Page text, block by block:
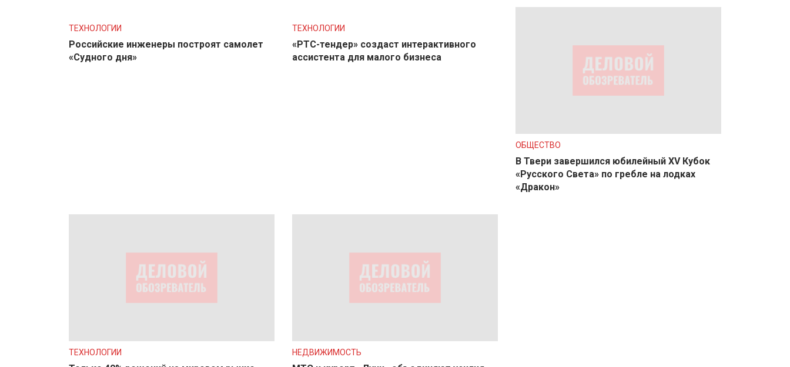
ТЕХНОЛОГИИ
Российские инженеры построят самолет
«Судного дня»
ТЕХНОЛОГИИ
«РТС-тендер» создаст интерактивного
ассистента для малого бизнеса
ОБЩЕСТВО
В Твери завершился юбилейный XV Кубок
«Русского Света» по гребле на лодках
«Дракон»
ТЕХНОЛОГИИ НЕДВИЖИМОСТЬ